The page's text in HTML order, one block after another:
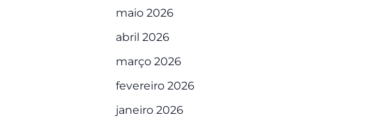
maio 2026
abril 2026
março 2026
fevereiro 2026
janeiro 2026